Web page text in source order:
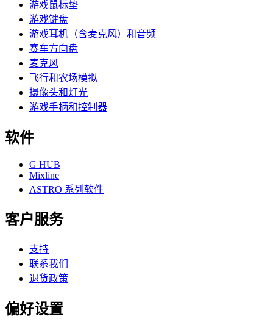
游戏鼠标垫
游戏键盘
游戏耳机（含麦克风）和音频
赛车方向盘
麦克风
飞行和农场模拟
摄像头和灯光
游戏手柄和控制器
软件
G HUB
Mixline
ASTRO 系列软件
客户服务
支持
联系我们
退货政策
偏好设置